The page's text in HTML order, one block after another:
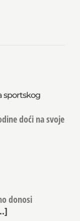
sportskog
doći na svoje
donosi